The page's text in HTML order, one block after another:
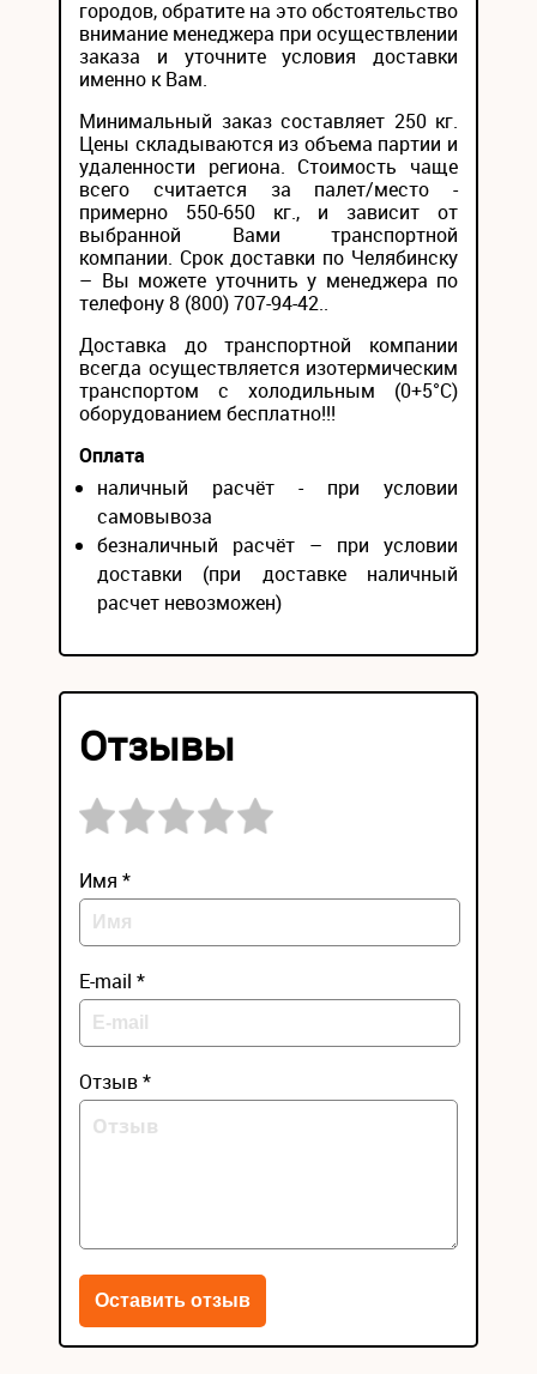
городов, обратите на это обстоятельство
внимание менеджера при осуществлении
заказа и уточните условия доставки
именно к Вам.
Минимальный заказ составляет 250 кг.
Цены складываются из объема партии и
удаленности региона. Стоимость чаще
всего считается за палет/место -
примерно 550-650 кг., и зависит от
выбранной Вами транспортной
компании. Срок доставки по Челябинску
– Вы можете уточнить у менеджера по
телефону 8 (800) 707-94-42..
Доставка до транспортной компании
всегда осуществляется изотермическим
транспортом с холодильным (0+5°С)
оборудованием бесплатно!!!
Оплата
наличный расчёт - при условии
самовывоза
безналичный расчёт – при условии
доставки (при доставке наличный
расчет невозможен)
Отзывы
Имя *
E-mail *
Отзыв *